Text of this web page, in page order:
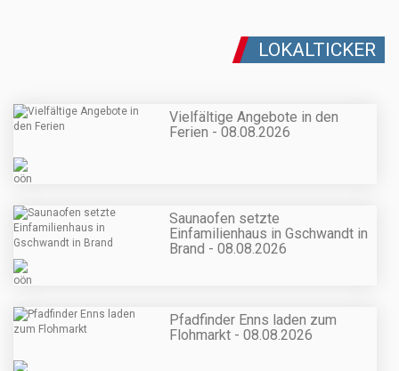
LOKALTICKER
Vielfältige Angebote in den
Ferien - 08.08.2026
Saunaofen setzte
Einfamilienhaus in Gschwandt in
Brand - 08.08.2026
Pfadfinder Enns laden zum
Flohmarkt - 08.08.2026